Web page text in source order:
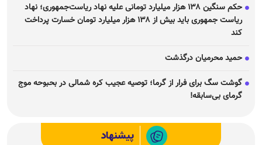
حکم سنگین ۱۳۸ هزار میلیارد تومانی علیه نهاد ریاست‌جمهوری؛ نهاد
ریاست جمهوری باید بیش از ۱۳۸ هزار میلیارد تومان خسارت پرداخت
کند
حمید محرمیان درگذشت
گوشت سگ برای فرار از گرما؛ توصیه عجیب کره شمالی در بحبوحه موج
گرمای بی‌سابقه!
پیشنهاد